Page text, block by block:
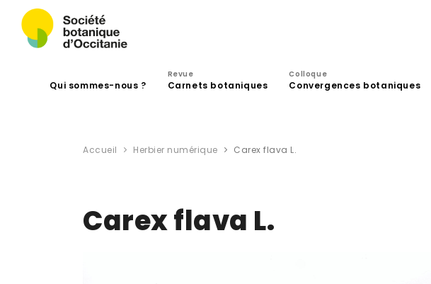
Qui sommes-nous ?
Revue
Carnets botaniques
Colloque
Convergences botaniques
Accueil Herbier numérique Carex flava L.
Carex flava L.